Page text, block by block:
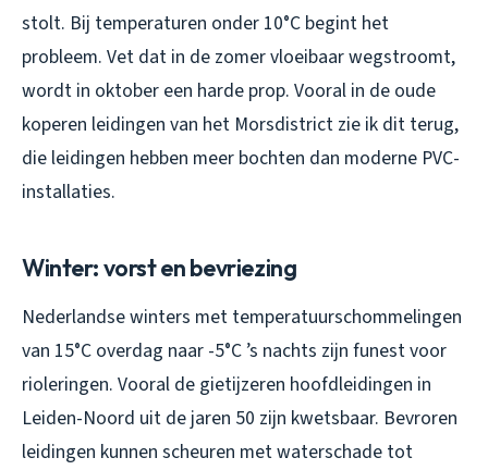
stolt. Bij temperaturen onder 10°C begint het
probleem. Vet dat in de zomer vloeibaar wegstroomt,
wordt in oktober een harde prop. Vooral in de oude
koperen leidingen van het Morsdistrict zie ik dit terug,
die leidingen hebben meer bochten dan moderne PVC-
installaties.
Winter: vorst en bevriezing
Nederlandse winters met temperatuurschommelingen
van 15°C overdag naar -5°C ’s nachts zijn funest voor
rioleringen. Vooral de gietijzeren hoofdleidingen in
Leiden-Noord uit de jaren 50 zijn kwetsbaar. Bevroren
leidingen kunnen scheuren met waterschade tot